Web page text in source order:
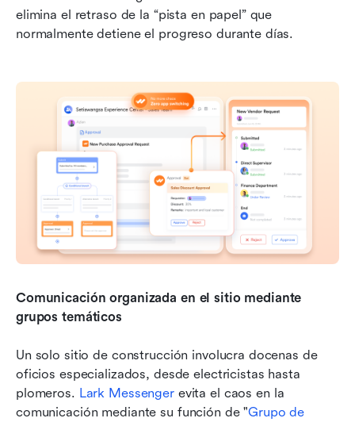
elimina el retraso de la “pista en papel” que
normalmente detiene el progreso durante días.
Comunicación organizada en el sitio mediante
grupos temáticos
Un solo sitio de construcción involucra docenas de
oficios especializados, desde electricistas hasta
plomeros. Lark Messenger evita el caos en la
comunicación mediante su función de "Grupo de